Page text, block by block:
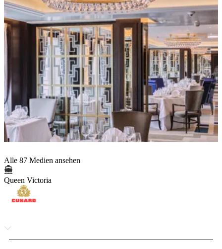
Alle 87 Medien ansehen
Queen Victoria